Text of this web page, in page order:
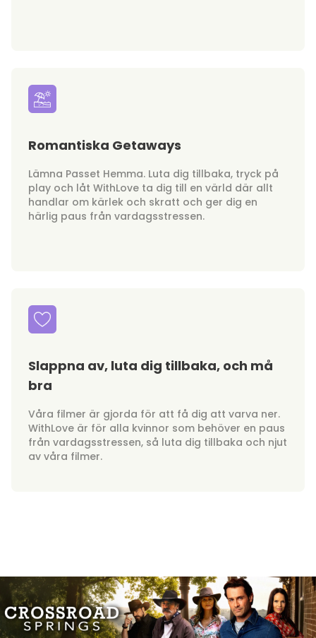
Romantiska Getaways
Lämna Passet Hemma. Luta dig tillbaka, tryck på
play och låt WithLove ta dig till en värld där allt
handlar om kärlek och skratt och ger dig en
härlig paus från vardagsstressen.
Slappna av, luta dig tillbaka, och må
bra
Våra filmer är gjorda för att få dig att varva ner.
WithLove är för alla kvinnor som behöver en paus
från vardagsstressen, så luta dig tillbaka och njut
av våra filmer.